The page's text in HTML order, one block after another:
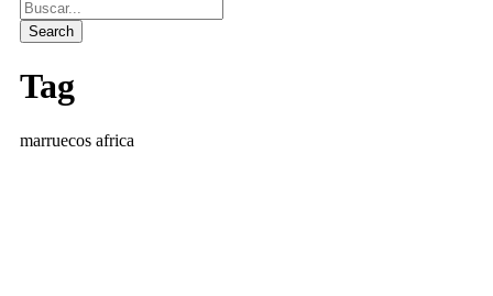
Tag
marruecos africa